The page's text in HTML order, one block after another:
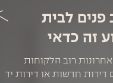
פנים לבית
זה כדאי
רוב הלקוחות
דירות חדשות או דירות יד